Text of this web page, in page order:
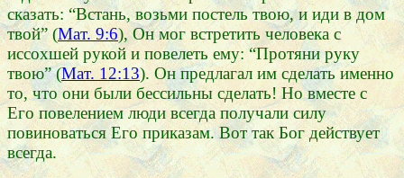
сказать: “Встань, возьми постель твою, и иди в дом
твой” (Мат. 9:6), Он мог встретить человека с
иссохшей рукой и повелеть ему: “Протяни руку
твою” (Мат. 12:13). Он предлагал им сделать именно
то, что они были бессильны сделать! Но вместе с
Его повелением люди всегда получали силу
повиноваться Его приказам. Вот так Бог действует
всегда.